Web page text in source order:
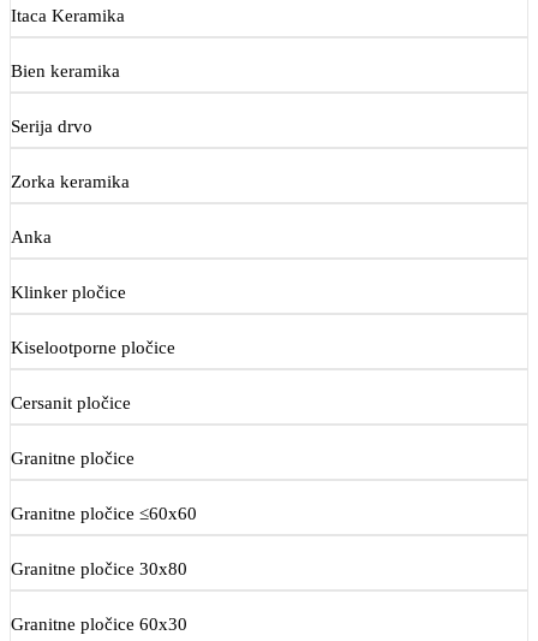
Itaca Keramika
Bien keramika
Serija drvo
Zorka keramika
Anka
Klinker pločice
Kiselootporne pločice
Cersanit pločice
Granitne pločice
Granitne pločice ≤60x60
Granitne pločice 30x80
Granitne pločice 60x30